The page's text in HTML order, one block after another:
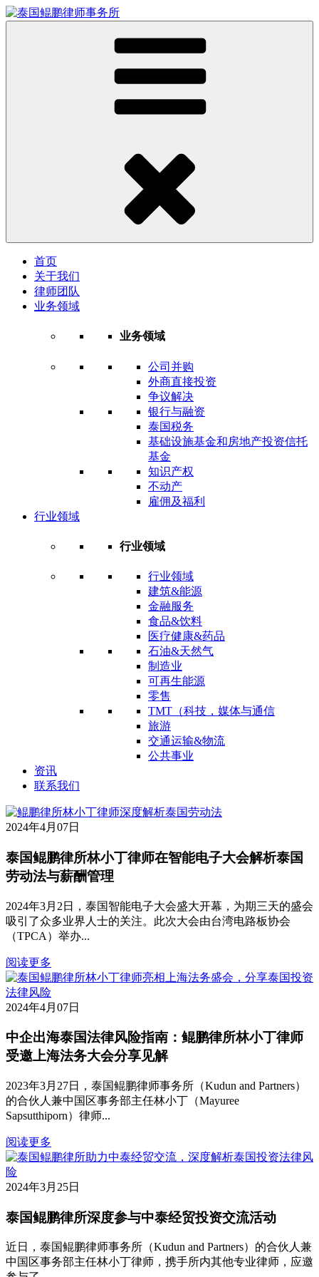
首页
关于我们
律师团队
业务领域
业务领域
公司并购
外商直接投资
争议解决
银行与融资
泰国税务
基础设施基金和房地产投资信托
基金
知识产权
不动产
雇佣及福利
行业领域
行业领域
行业领域
建筑&能源
金融服务
食品&饮料
医疗健康&药品
石油&天然气
制造业
可再生能源
零售
TMT（科技，媒体与通信
旅游
交通运输&物流
公共事业
资讯
联系我们
2024年4月07日
泰国鲲鹏律所林小丁律师在智能电子大会解析泰国
劳动法与薪酬管理
2024年3月2日，泰国智能电子大会盛大开幕，为期三天的盛会
吸引了众多业界人士的关注。此次大会由台湾电路板协会
（TPCA）举办...
阅读更多
2024年4月07日
中企出海泰国法律风险指南：鲲鹏律所林小丁律师
受邀上海法务大会分享见解
2023年3月27日，泰国鲲鹏律师事务所（Kudun and Partners）
的合伙人兼中国区事务部主任林小丁（Mayuree
Sapsutthiporn）律师...
阅读更多
2024年3月25日
泰国鲲鹏律所深度参与中泰经贸投资交流活动
近日，泰国鲲鹏律师事务所（Kudun and Partners）的合伙人兼
中国区事务部主任林小丁律师，携手所内其他专业律师，应邀